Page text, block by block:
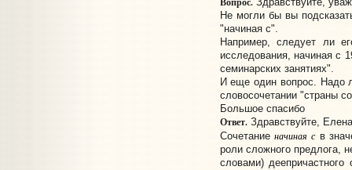
Не могли бы вы
"начиная с".
Например, следует ли
исследования, начиная с
семинарских занятиях".
И еще один вопрос. Надо
словосочетании "страны
Большое спасибо
Ответ.Здравствуйте,
Сочетаниеначиная св
роли сложного предлога,
словами)